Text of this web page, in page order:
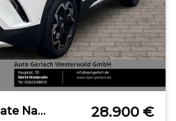
OPEL Mokka e Ultimate Navi Leder Digitales Cockpit LE 28.900 €